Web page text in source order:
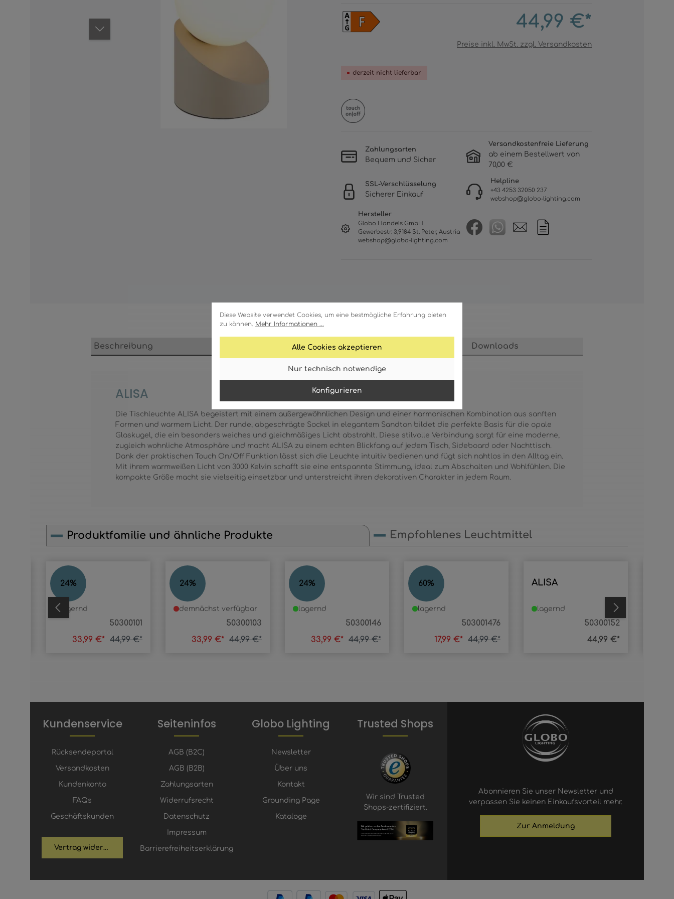
Diese Website verwendet Cookies, um eine bestmögliche Erfahrung bieten
zu können. Mehr Informationen ...
Alle Cookies akzeptieren
Nur technisch notwendige
Konfigurieren
44,99 €*
Preise inkl. MwSt. zzgl. Versandkosten
derzeit nicht lieferbar
Zahlungsarten
Bequem und Sicher
Versandkostenfreie Lieferung
ab einem Bestellwert von
70,00 €
SSL-Verschlüsselung
Sicherer Einkauf
Helpline
+43 4253 32050 237
webshop@globo-lighting.com
Hersteller
Globo Handels GmbH
Gewerbestr. 3,9184 St. Peter, Austria
webshop@globo-lighting.com
Beschreibung Technische Daten Downloads
ALISA
Die Tischleuchte ALISA begeistert mit einem außergewöhnlichen Design und einer harmonischen Kombination aus sanften
Formen und warmem Licht. Der runde, abgeschrägte Sockel in elegantem Sandton bildet die perfekte Basis für die opale
Glaskugel, die ein besonders weiches und gleichmäßiges Licht abstrahlt. Diese stilvolle Verbindung sorgt für eine moderne,
zugleich wohnliche Atmosphäre und macht ALISA zu einem echten Blickfang auf jedem Tisch, Sideboard oder Nachttisch.
Dank der praktischen Touch On/Off Funktion lässt sich die Leuchte intuitiv bedienen und fügt sich nahtlos in den Alltag ein.
Mit ihrem warmweißen Licht von 3000 Kelvin schafft sie eine entspannte Stimmung, ideal zum Abschalten und Wohlfühlen. Die
kompakte Größe macht sie vielseitig einsetzbar und unterstreicht ihren dekorativen Charakter in jedem Raum.
Produktfamilie und ähnliche Produkte Empfohlenes Leuchtmittel
Produktgalerie überspringen
24%
ALISA
50300101
lagernd
33,99 €* 44,99 €*
24%
ALISA
50300103
demnächst verfügbar
33,99 €* 44,99 €*
24%
ALISA
50300146
lagernd
33,99 €* 44,99 €*
60%
ALISA
503001476
lagernd
17,99 €* 44,99 €*
ALISA
50300152
lagernd
44,99 €*
Kundenservice
Rücksendeportal
Versandkosten
Kundenkonto
FAQs
Geschäftskunden
Vertrag widerrufen
Seiteninfos
AGB (B2C)
AGB (B2B)
Zahlungsarten
Widerrufsrecht
Datenschutz
Impressum
Barrierefreiheitserklärung
Globo Lighting
Newsletter
Über uns
Kontakt
Grounding Page
Kataloge
Trusted Shops
Wir sind Trusted
Shops-zertifiziert.
Abonnieren Sie unser Newsletter und
verpassen Sie keinen Einkaufsvorteil mehr.
Zur Anmeldung